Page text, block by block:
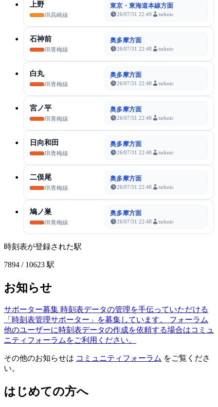
上野
JR高崎線
東京・東海道本線方面
26/07/31 22:49 tsrknic
石神前
JR青梅線
奥多摩方面
26/07/31 22:48 tsrknic
白丸
JR青梅線
奥多摩方面
26/07/31 22:48 tsrknic
宮ノ平
JR青梅線
奥多摩方面
26/07/31 22:48 tsrknic
日向和田
JR青梅線
奥多摩方面
26/07/31 22:48 tsrknic
二俣尾
JR青梅線
奥多摩方面
26/07/31 22:48 tsrknic
鳩ノ巣
JR青梅線
奥多摩方面
26/07/31 22:48 tsrknic
時刻表が登録された駅
7894 / 10623 駅
お知らせ
サポーター募集 時刻表データの管理を手伝っていただける
「時刻表管理サポーター」を募集しています。
フォーラム
他のユーザーに時刻表データの作成を依頼する場合はコミュ
ニティフォーラムをご利用ください。
その他のお知らせは コミュニティフォーラム をご覧くださ
い。
はじめての方へ